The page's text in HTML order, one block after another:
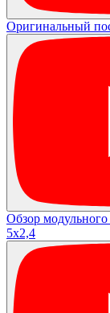
Оригинальный
Обзор модульного
5х2,4